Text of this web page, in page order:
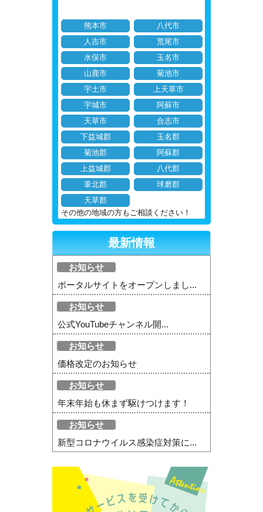
熊本市
八代市
人吉市
荒尾市
水俣市
玉名市
山鹿市
菊池市
宇土市
上天草市
宇城市
阿蘇市
天草市
合志市
下益城郡
玉名郡
菊池郡
阿蘇郡
上益城郡
八代郡
葦北郡
球磨郡
天草郡
その他の地域の方もご相談ください！
最新情報
お知らせ
ポータルサイトをオープンしまし...
お知らせ
公式YouTubeチャンネル開...
お知らせ
価格改定のお知らせ
お知らせ
年末年始も休まず駆けつけます！
お知らせ
新型コロナウイルス感染症対策に...